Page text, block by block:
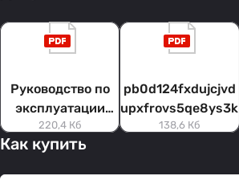
Руководство по
эксплуатации
Master S 500
220,4 Кб
pb0d124fxdujcjvd
upxfrovs5qe8ys3k
138,6 Кб
Как купить